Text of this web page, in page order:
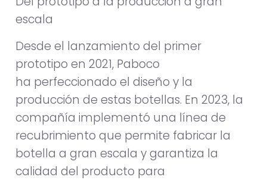
escala
Desde el lanzamiento del primer
prototipo en 2021, Paboco
ha perfeccionado el diseño y la
producción de estas botellas. En 2023, la
compañía implementó una línea de
recubrimiento que permite fabricar la
botella a gran escala y garantiza la
calidad del producto para